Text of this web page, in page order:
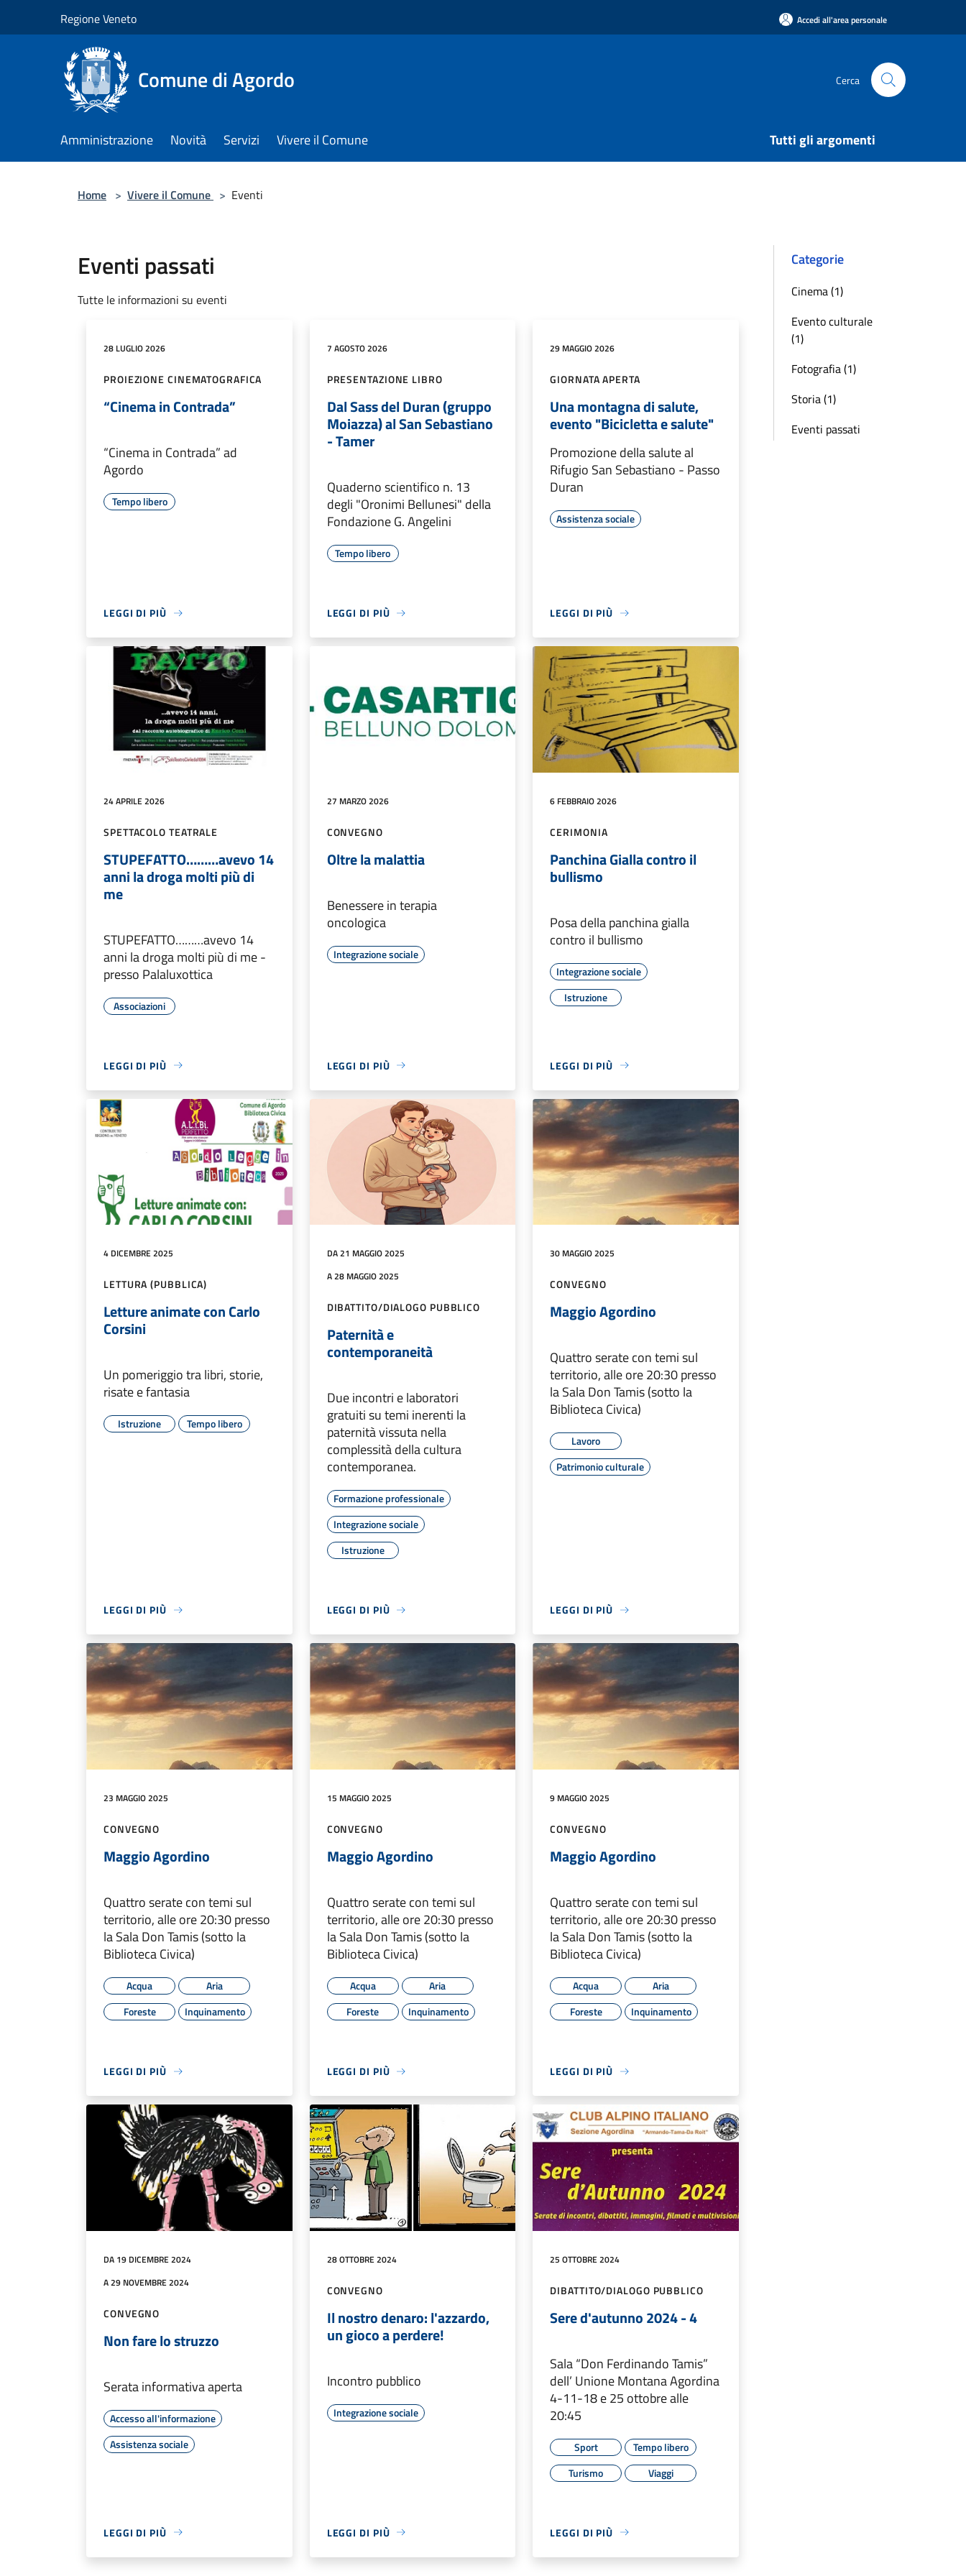
Regione Veneto Accedi all'area personale
Comune di Agordo Cerca
Amministrazione Novità Servizi Vivere il Comune Tutti gli argomenti
Home > Vivere il Comune > Eventi
Eventi passati
Tutte le informazioni su eventi
28 LUGLIO 2026
PROIEZIONE CINEMATOGRAFICA
“Cinema in Contrada”
“Cinema in Contrada” ad
Agordo
Tempo libero
LEGGI DI PIÙ
7 AGOSTO 2026
PRESENTAZIONE LIBRO
Dal Sass del Duran (gruppo
Moiazza) al San Sebastiano
- Tamer
Quaderno scientifico n. 13
degli "Oronimi Bellunesi" della
Fondazione G. Angelini
Tempo libero
LEGGI DI PIÙ
29 MAGGIO 2026
GIORNATA APERTA
Una montagna di salute,
evento "Bicicletta e salute"
Promozione della salute al
Rifugio San Sebastiano - Passo
Duran
Assistenza sociale
LEGGI DI PIÙ
24 APRILE 2026
SPETTACOLO TEATRALE
STUPEFATTO………avevo 14
anni la droga molti più di
me
STUPEFATTO………avevo 14
anni la droga molti più di me -
presso Palaluxottica
Associazioni
LEGGI DI PIÙ
27 MARZO 2026
CONVEGNO
Oltre la malattia
Benessere in terapia
oncologica
Integrazione sociale
LEGGI DI PIÙ
6 FEBBRAIO 2026
CERIMONIA
Panchina Gialla contro il
bullismo
Posa della panchina gialla
contro il bullismo
Integrazione sociale
Istruzione
LEGGI DI PIÙ
4 DICEMBRE 2025
LETTURA (PUBBLICA)
Letture animate con Carlo
Corsini
Un pomeriggio tra libri, storie,
risate e fantasia
Istruzione Tempo libero
LEGGI DI PIÙ
DA 21 MAGGIO 2025
A 28 MAGGIO 2025
DIBATTITO/DIALOGO PUBBLICO
Paternità e
contemporaneità
Due incontri e laboratori
gratuiti su temi inerenti la
paternità vissuta nella
complessità della cultura
contemporanea.
Formazione professionale
Integrazione sociale
Istruzione
LEGGI DI PIÙ
30 MAGGIO 2025
CONVEGNO
Maggio Agordino
Quattro serate con temi sul
territorio, alle ore 20:30 presso
la Sala Don Tamis (sotto la
Biblioteca Civica)
Lavoro
Patrimonio culturale
LEGGI DI PIÙ
23 MAGGIO 2025
CONVEGNO
Maggio Agordino
Quattro serate con temi sul
territorio, alle ore 20:30 presso
la Sala Don Tamis (sotto la
Biblioteca Civica)
Acqua
Aria
Foreste
Inquinamento
LEGGI DI PIÙ
15 MAGGIO 2025
CONVEGNO
Maggio Agordino
Quattro serate con temi sul
territorio, alle ore 20:30 presso
la Sala Don Tamis (sotto la
Biblioteca Civica)
Acqua
Aria
Foreste
Inquinamento
LEGGI DI PIÙ
9 MAGGIO 2025
CONVEGNO
Maggio Agordino
Quattro serate con temi sul
territorio, alle ore 20:30 presso
la Sala Don Tamis (sotto la
Biblioteca Civica)
Acqua
Aria
Foreste
Inquinamento
LEGGI DI PIÙ
DA 19 DICEMBRE 2024
A 29 NOVEMBRE 2024
CONVEGNO
Non fare lo struzzo
Serata informativa aperta
Accesso all'informazione
Assistenza sociale
LEGGI DI PIÙ
28 OTTOBRE 2024
CONVEGNO
Il nostro denaro: l'azzardo,
un gioco a perdere!
Incontro pubblico
Integrazione sociale
LEGGI DI PIÙ
25 OTTOBRE 2024
DIBATTITO/DIALOGO PUBBLICO
Sere d'autunno 2024 - 4
Sala “Don Ferdinando Tamis”
dell’ Unione Montana Agordina
4-11-18 e 25 ottobre alle
20:45
Sport
Tempo libero
Turismo
Viaggi
LEGGI DI PIÙ
Categorie
Cinema (1)
Evento culturale
(1)
Fotografia (1)
Storia (1)
Eventi passati